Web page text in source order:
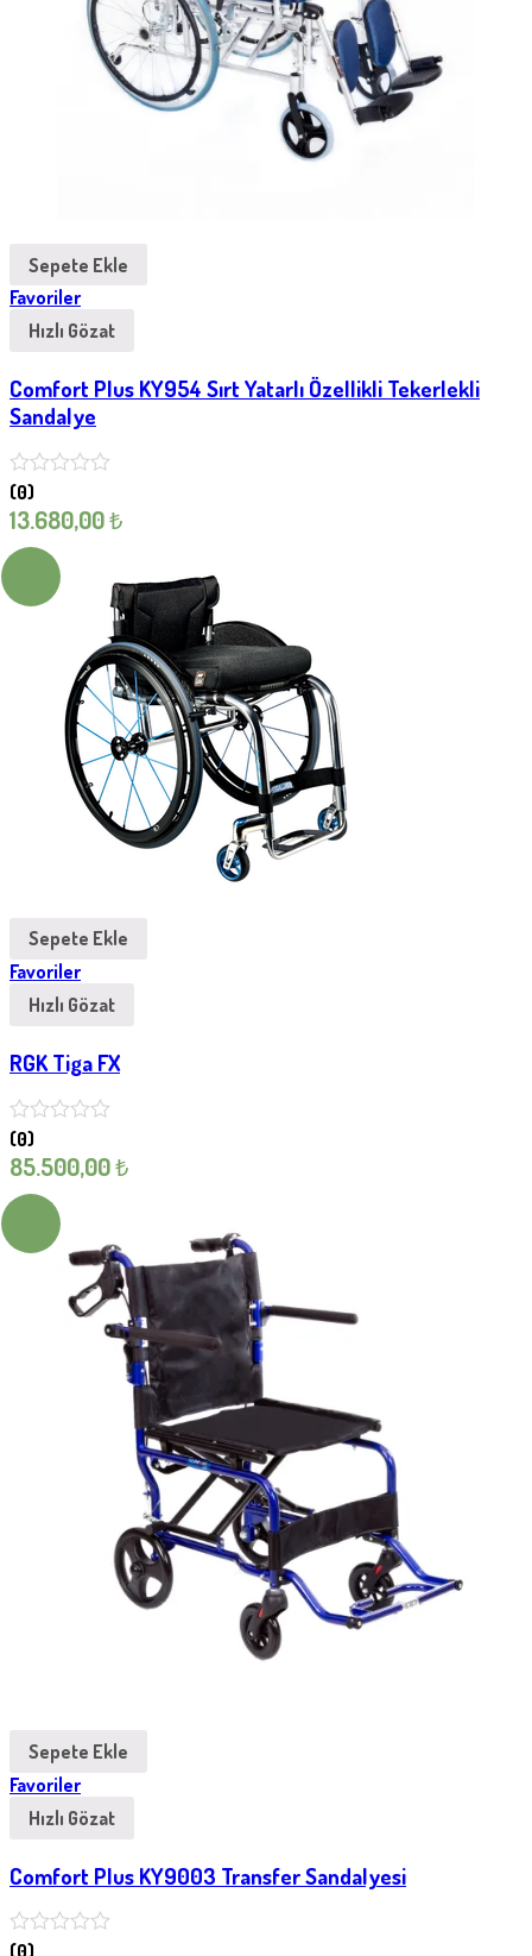
Sepete Ekle
Favoriler
Hızlı Gözat
Comfort Plus KY954 Sırt Yatarlı Özellikli Tekerlekli
Sandalye
(0)
13.680,00₺
Sepete Ekle
Favoriler
Hızlı Gözat
RGK Tiga FX
(0)
85.500,00₺
Sepete Ekle
Favoriler
Hızlı Gözat
Comfort Plus KY9003 Transfer Sandalyesi